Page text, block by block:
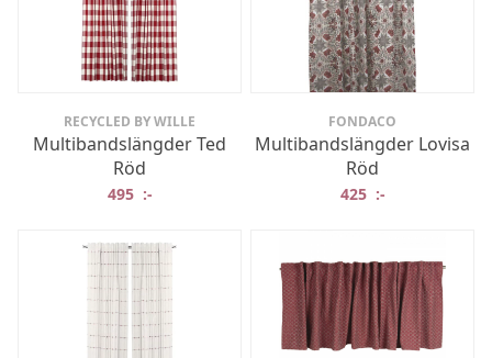
RECYCLED BY WILLE
Multibandslängder Ted
Röd
495 :-
FONDACO
Multibandslängder Lovisa
Röd
425 :-